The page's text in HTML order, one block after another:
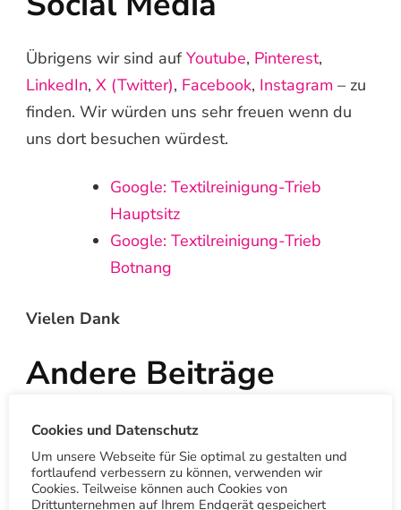
Übrigens wir sind auf Youtube, Pinterest,
LinkedIn, X (Twitter), Facebook, Instagram – zu
finden. Wir würden uns sehr freuen wenn du
uns dort besuchen würdest.
Google: Textilreinigung-Trieb
Hauptsitz
Google: Textilreinigung-Trieb
Botnang
Vielen Dank
Andere Beiträge
Sommerspecial: Bluse, Polo,
Sommerkleid, kurze Hose, Rock
Cookies und Datenschutz
Um unsere Webseite für Sie optimal zu gestalten und
fortlaufend verbessern zu können, verwenden wir
Cookies. Teilweise können auch Cookies von
Drittunternehmen auf Ihrem Endgerät gespeichert